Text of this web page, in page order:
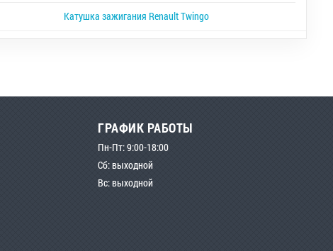
Катушка зажигания Renault Twingo
ГРАФИК РАБОТЫ
Пн-Пт: 9:00-18:00
Сб: выходной
Вс: выходной